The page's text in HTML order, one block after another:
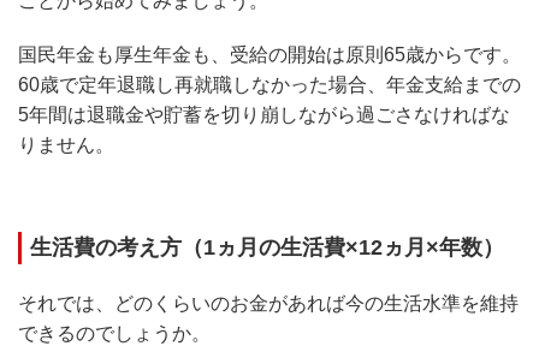
国民年金も厚生年金も、受給の開始は原則65歳からです。
60歳で定年退職し再就職しなかった場合、年金支給までの
5年間は退職金や貯蓄を切り崩しながら過ごさなければな
りません。
生活費の考え方（1ヵ月の生活費×12ヵ月×年数）
それでは、どのくらいのお金があれば今の生活水準を維持
できるのでしょうか。